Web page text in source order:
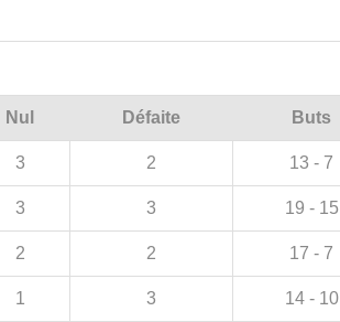
Nul Défaite Buts
3 2 13 - 7
3 3 19 - 15
2 2 17 - 7
1 3 14 - 10